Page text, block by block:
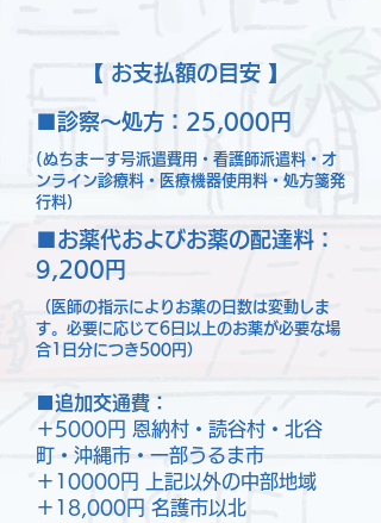
【 お支払額の目安 】
■診察～処方：25,000円
(ぬちまーす号派遣費用・看護師派遣料・オ
ンライン診療料・医療機器使用料・処方箋発
行料)
■お薬代およびお薬の配達料：
9,200円
（医師の指示によりお薬の日数は変動しま
す。必要に応じて6日以上のお薬が必要な場
合1日分につき500円）
■追加交通費：
＋5000円 恩納村・読谷村・北谷
町・沖縄市・一部うるま市
＋10000円 上記以外の中部地域
＋18,000円 名護市以北